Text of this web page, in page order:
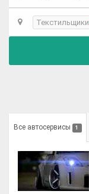
Текстильщики
Все автосервисы 1